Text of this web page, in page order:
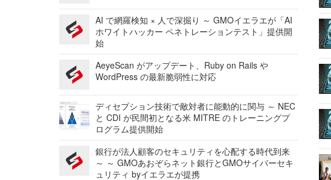
AI で網羅検知 × 人で深掘り ～ GMOイエラエが「AI
ホワイトハッカー ペネトレーションテスト」提供開
始
AeyeScan がアップデート、Ruby on Rails や
WordPress の最新脆弱性に対応
ディセプション技術で敵対者に能動的に関与 ～ NEC
と CDI が民間初となる米 MITRE のトレーニングプ
ログラム提供開始
銀行が法人顧客のセキュリティを心配する時代到来
～ ～ GMOあおぞらネット銀行とGMOサイバーセキ
ュリティ byイエラエが提携